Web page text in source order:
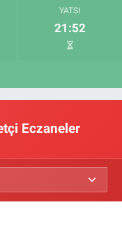
YATSI
21:52
Eczaneler